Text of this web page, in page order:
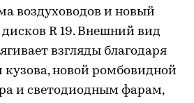
воздуховодов и новый
R 19. Внешний вид
взгляды благодаря
новой ромбовидной
и светодиодным фарам,